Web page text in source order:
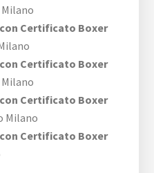
Certificato Boxer
Certificato Boxer
Certificato Boxer
Milano
Certificato Boxer